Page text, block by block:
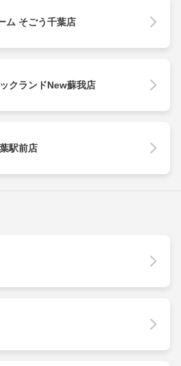
ム そごう千葉店
クランドNew蘇我店
駅前店